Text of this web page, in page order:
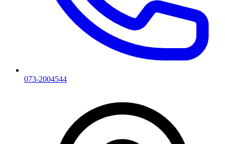
073-2004544